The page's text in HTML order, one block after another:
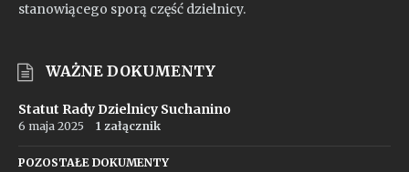
stanowiącego sporą część dzielnicy.
WAŻNE DOKUMENTY
Statut Rady Dzielnicy Suchanino
6 maja 2025 1 załącznik
POZOSTAŁE DOKUMENTY